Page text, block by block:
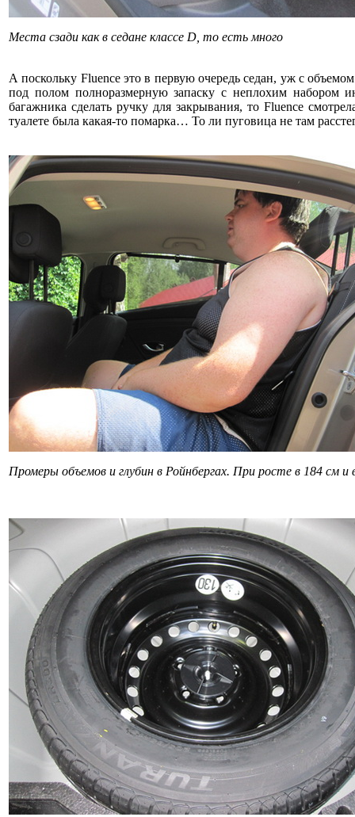
Места сзади как в седане классе D, то есть много
А поскольку Fluence это в первую очередь седан, уж с
под полом полноразмерную запаску с неплохим набором
багажника сделать ручку для закрывания, то Fluence
туалете была какая-то помарка… То ли пуговица не там
Промеры объемов и глубин в Ройнбергах. При росте в 184 см и